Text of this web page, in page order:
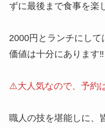
ずに最後まで食事を楽
2000円とランチにし
価値は十分にあります‼️
⚠️大人気なので、予約
職人の技を堪能しに、